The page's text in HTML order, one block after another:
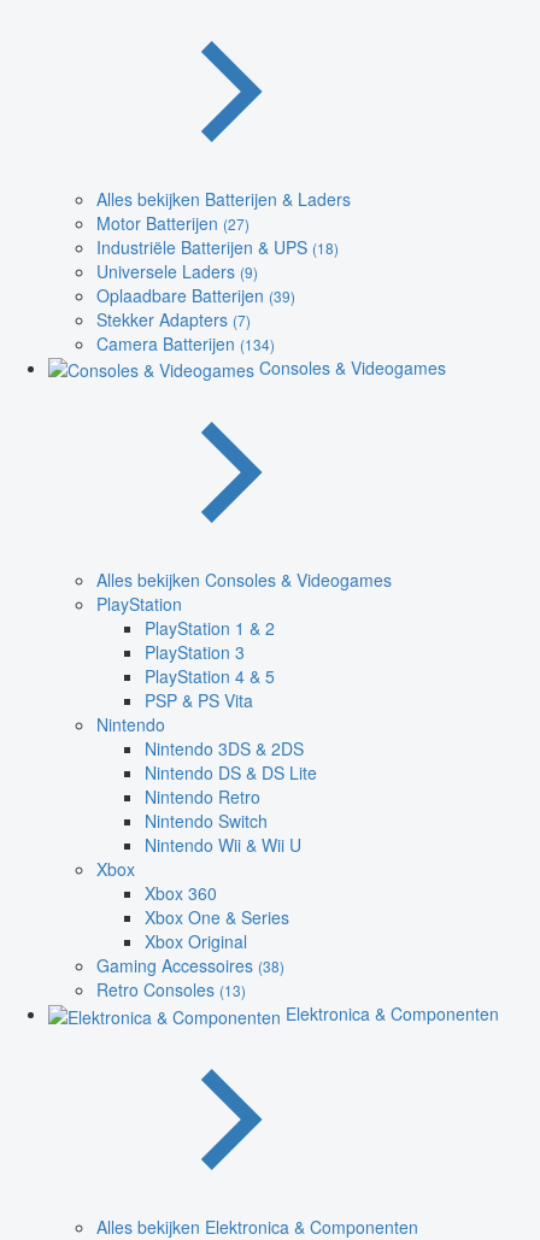
Alles bekijken Batterijen & Laders
Motor Batterijen (27)
Industriële Batterijen & UPS (18)
Universele Laders (9)
Oplaadbare Batterijen (39)
Stekker Adapters (7)
Camera Batterijen (134)
Consoles & Videogames
Alles bekijken Consoles & Videogames
PlayStation
PlayStation 1 & 2
PlayStation 3
PlayStation 4 & 5
PSP & PS Vita
Nintendo
Nintendo 3DS & 2DS
Nintendo DS & DS Lite
Nintendo Retro
Nintendo Switch
Nintendo Wii & Wii U
Xbox
Xbox 360
Xbox One & Series
Xbox Original
Gaming Accessoires (38)
Retro Consoles (13)
Elektronica & Componenten
Alles bekijken Elektronica & Componenten